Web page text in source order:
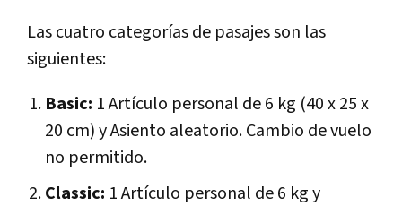
Las cuatro categorías de pasajes son las
siguientes:
Basic: 1 Artículo personal de 6 kg (40 x 25 x
20 cm) y Asiento aleatorio. Cambio de vuelo
no permitido.
Classic: 1 Artículo personal de 6 kg y